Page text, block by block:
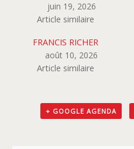
juin 19, 2026
Article similaire
FRANCIS RICHER
août 10, 2026
Article similaire
+ GOOGLE AGENDA